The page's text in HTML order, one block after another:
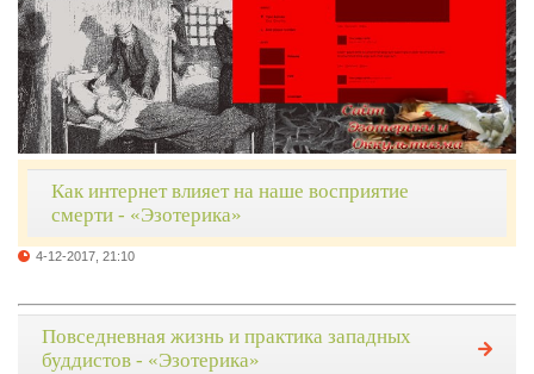
Как интернет влияет на наше восприятие
смерти - «Эзотерика»
4-12-2017, 21:10
Повседневная жизнь и практика западных
буддистов - «Эзотерика»